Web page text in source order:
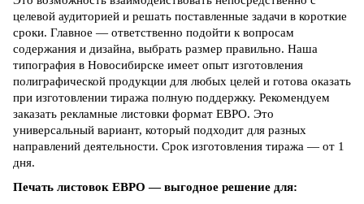
целевой аудиторией и решать поставленные задачи в короткие
сроки. Главное — ответственно подойти к вопросам
содержания и дизайна, выбрать размер правильно. Наша
типография в Новосибирске имеет опыт изготовления
полиграфической продукции для любых целей и готова оказать
при изготовлении тиража полную поддержку. Рекомендуем
заказать рекламные листовки формат ЕВРО. Это
универсальный вариант, который подходит для разных
направлений деятельности. Срок изготовления тиража — от 1
дня.
Печать листовок ЕВРО — выгодное решение для: